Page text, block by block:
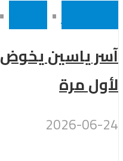
•
•
آسر ياسين يخوض
لأول مرة
2026-06-24